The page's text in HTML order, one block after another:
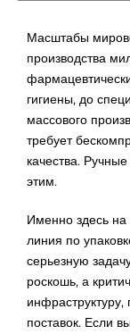
Масштабы
производства
гигиены, до
массового
требует
качества.
этим.
Именно здесь
линия по
серьезную
роскошь, а
поставок. Если